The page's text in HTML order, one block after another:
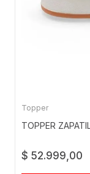
Topper
TOPPER
$ 52.999,00